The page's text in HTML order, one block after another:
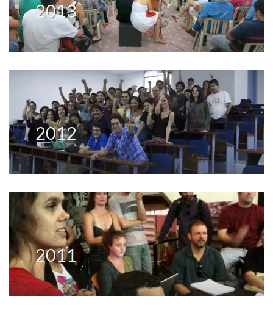
2013
2012
2011